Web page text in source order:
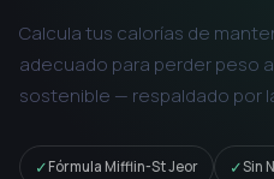
Calcula tus calorías de
adecuado para perder peso
sostenible — respaldado por
✓ Fórmula Mifflin-St Jeor ✓Sin